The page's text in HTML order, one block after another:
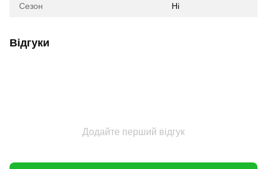
Сезон Ні
Відгуки
Додайте перший відгук